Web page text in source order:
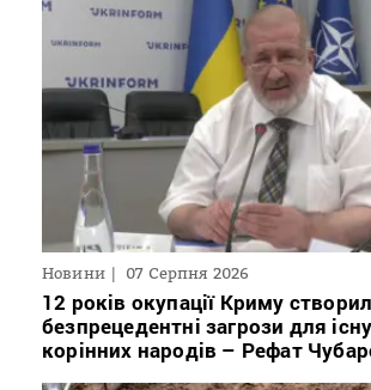
Новини 07 Серпня 2026
12 років окупації Криму
безпрецедентні загрози для
корінних народів – Рефат